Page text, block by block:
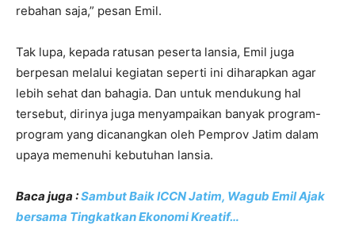
rebahan saja,” pesan Emil.
Tak lupa, kepada ratusan peserta lansia, Emil juga
berpesan melalui kegiatan seperti ini diharapkan agar
lebih sehat dan bahagia. Dan untuk mendukung hal
tersebut, dirinya juga menyampaikan banyak program-
program yang dicanangkan oleh Pemprov Jatim dalam
upaya memenuhi kebutuhan lansia.
Baca juga :Sambut Baik ICCN Jatim, Wagub Emil Ajak
bersama Tingkatkan Ekonomi Kreatif…